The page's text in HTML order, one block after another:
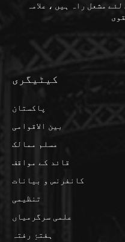
مشعل راہ ہیں ، علامہ
کیٹیگری
پاکستان
بین الاقوامی
مسلم ممالک
قائد کے مواقف
کانفرنس و بیانات
تنظیمی
علمی سرگرمیاں
ہفتۂِ رفتہ